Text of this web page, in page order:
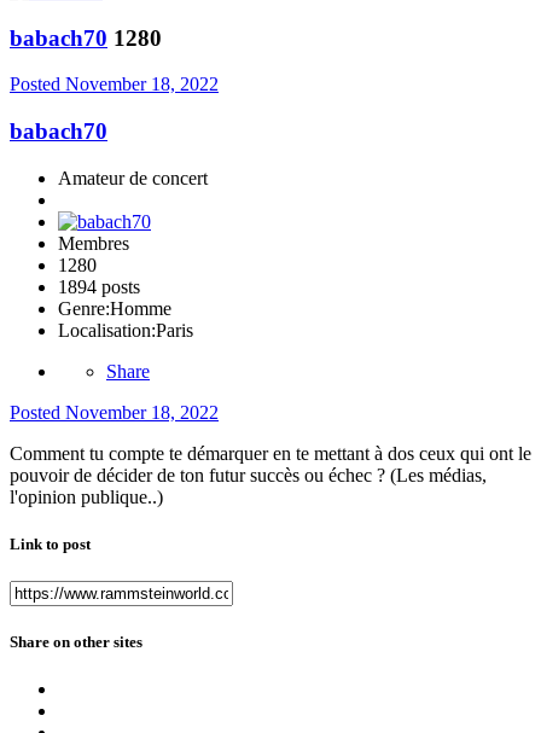
babach70 1280
Posted November 18, 2022
babach70
Amateur de concert
Membres
1280
1894 posts
Genre:Homme
Localisation:Paris
Share
Posted November 18, 2022
Comment tu compte te démarquer en te mettant à dos ceux qui ont le
pouvoir de décider de ton futur succès ou échec ? (Les médias,
l'opinion publique..)
Link to post
Share on other sites